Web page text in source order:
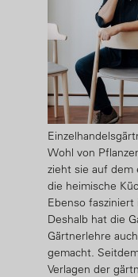
Wohl von
zieht sie auf dem
die heimische
Ebenso
Deshalb hat die
Gärtnerlehre
gemacht.
Verlagen der